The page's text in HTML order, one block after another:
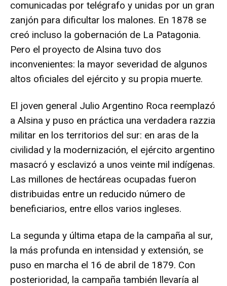
comunicadas por telégrafo y unidas por un gran
zanjón para dificultar los malones. En 1878 se
creó incluso la gobernación de La Patagonia.
Pero el proyecto de Alsina tuvo dos
inconvenientes: la mayor severidad de algunos
altos oficiales del ejército y su propia muerte.
El joven general Julio Argentino Roca reemplazó
a Alsina y puso en práctica una verdadera razzia
militar en los territorios del sur: en aras de la
civilidad y la modernización, el ejército argentino
masacró y esclavizó a unos veinte mil indígenas.
Las millones de hectáreas ocupadas fueron
distribuidas entre un reducido número de
beneficiarios, entre ellos varios ingleses.
La segunda y última etapa de la campaña al sur,
la más profunda en intensidad y extensión, se
puso en marcha el 16 de abril de 1879. Con
posterioridad, la campaña también llevaría al